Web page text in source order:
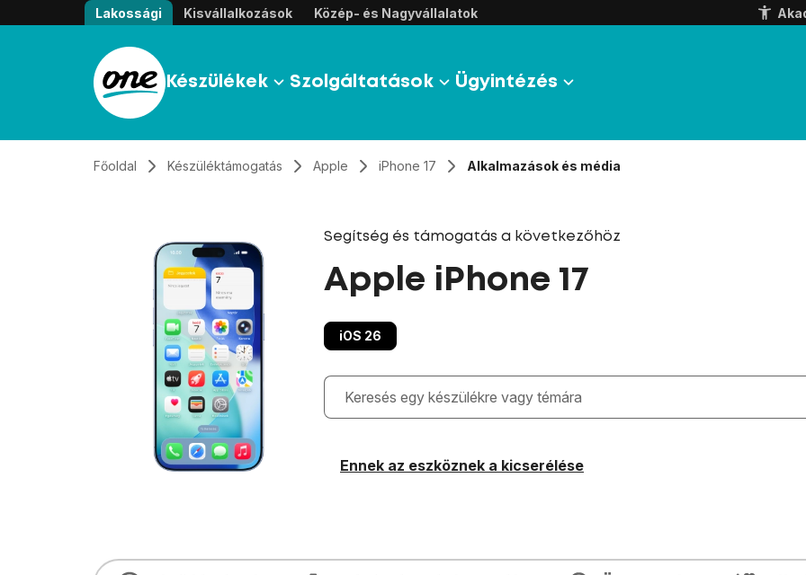
Átugrás, tovább a tartalomhoz
Lakossági Kisvállalkozások Közép- és Nagyvállalatok
Készülékek Szolgáltatások Ügyintézés
Főoldal Készüléktámogatás Apple iPhone 17 Alkalmazások és média
Segítség és támogatás a következőhöz
Apple iPhone 17
iOS 26
Gépelés közben megjelennek a keresési javaslatok a mező alatt
Ennek az eszköznek a kicserélése